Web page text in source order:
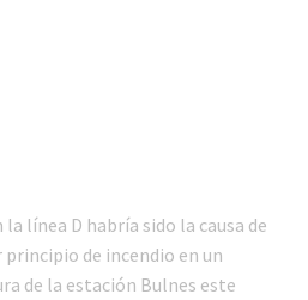
línea D habría sido la causa de
de incendio en un
de la estación Bulnes este